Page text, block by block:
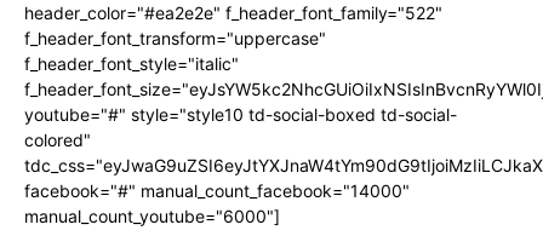
header_color="#ea2e2e" f_header_font_family="522"
f_header_font_transform="uppercase"
f_header_font_style="italic"
youtube="#" style="style10 td-social-boxed td-social-
colored"
facebook="#" manual_count_facebook="14000"
manual_count_youtube="6000"]